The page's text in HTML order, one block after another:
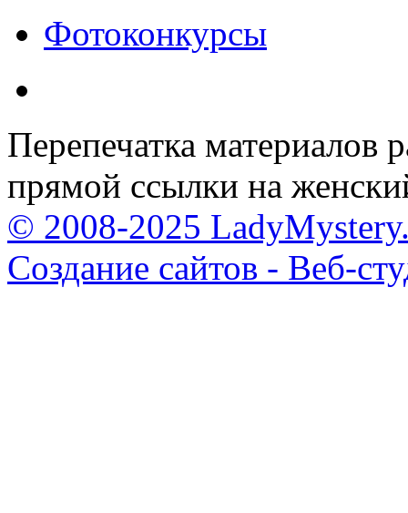
Фотоконкурсы
Перепечатка материалов
прямой ссылки на
© 2008-2025
Создание сайтов - Веб-